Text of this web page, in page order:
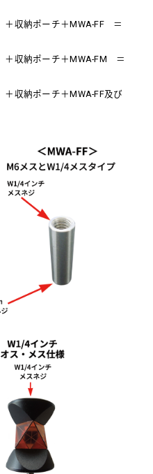
＋収納ポーチ＋MWA-FF ＝
＋収納ポーチ＋MWA-FM ＝
＋収納ポーチ＋MWA-FF及び